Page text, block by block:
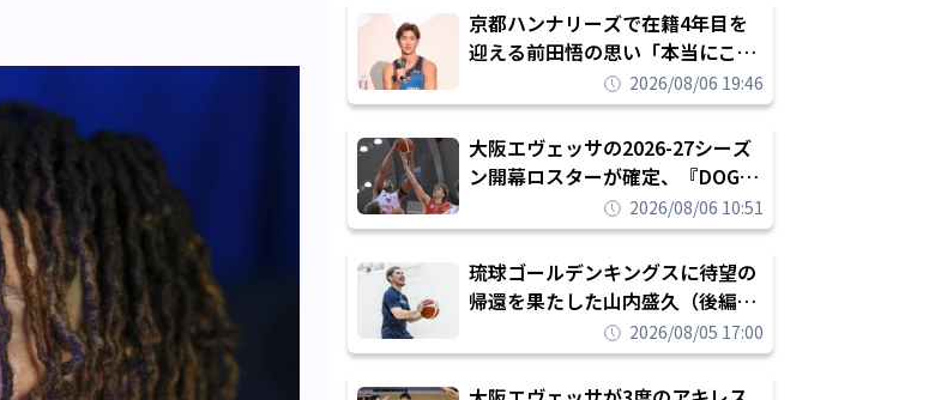
京都ハンナリーズで在籍4年目を
迎える前田悟の思い「本当にこの
チームで勝ちたい、負けたまま舐
められたまま終わりたくない」
2026/08/06 19:46
大阪エヴェッサの2026-27シーズ
ン開幕ロスターが確定、『DOG
FIGHT』のチームカルチャーを推
し進めて結果を求めるシーズンへ
2026/08/06 10:51
琉球ゴールデンキングスに待望の
帰還を果たした山内盛久（後編）
「1人のウチナーンチュとしてみ
んなが誇りに思えるチームにして
いく」
2026/08/05 17:00